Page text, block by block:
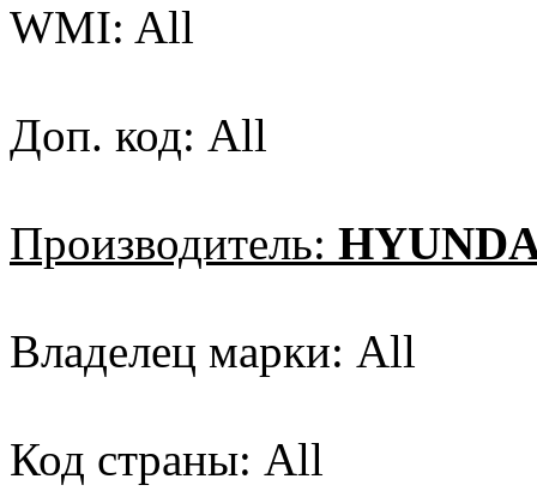
WMI: All
Доп. код: All
Производитель:
Владелец марки: All
Код страны: All